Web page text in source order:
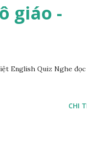
giáo -
English Quiz Nghe
CHI